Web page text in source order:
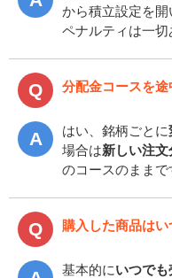
から積立設定を開
ペナルティは一切
分配金コースを途
はい、銘柄ごとに
場合は新しい注文
のコースのままで
購入した商品は
基本的に いつで